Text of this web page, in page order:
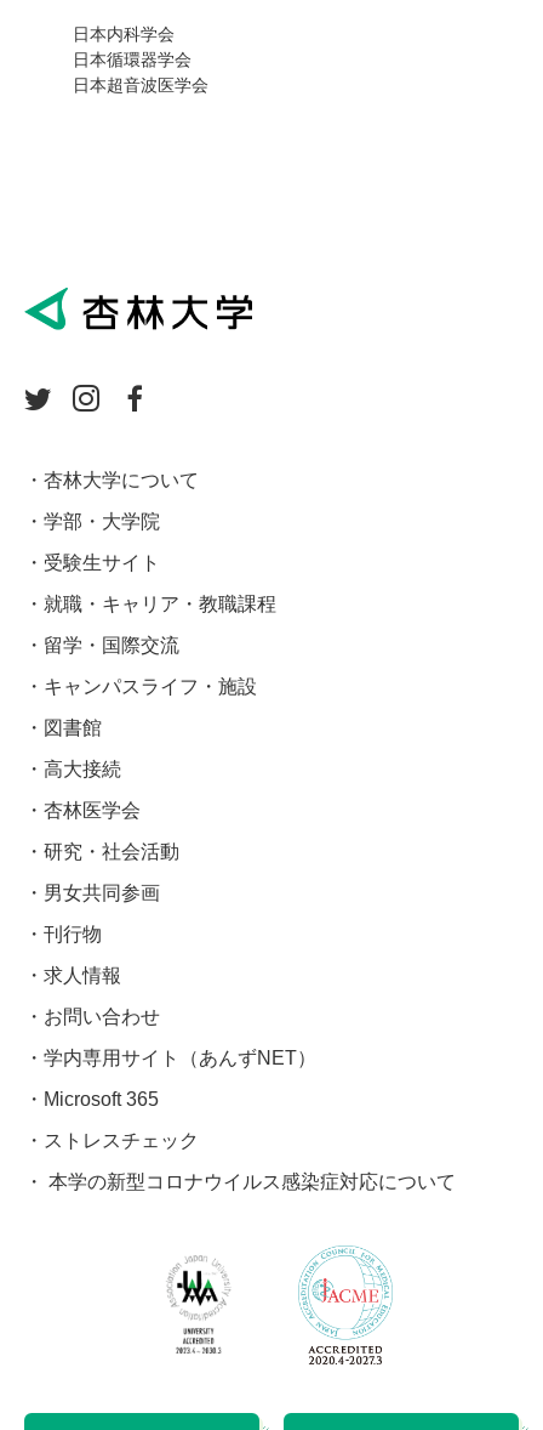
日本内科学会
日本循環器学会
日本超音波医学会
杏林大学について
学部・大学院
受験生サイト
就職・キャリア・教職課程
留学・国際交流
キャンパスライフ・施設
図書館
高大接続
杏林医学会
研究・社会活動
男女共同参画
刊行物
求人情報
お問い合わせ
学内専用サイト（あんずNET）
Microsoft 365
ストレスチェック
本学の新型コロナウイルス感染症対応について